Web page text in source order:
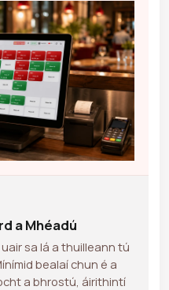
a Mhéadú
sa lá a thuilleann tú
bealaí chun é a
a bhrostú, áirithintí